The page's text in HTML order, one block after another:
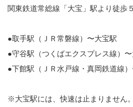
関東鉄道常総線「大宝」駅より徒歩
●取手駅（ＪＲ常磐線）〜大宝駅
●守谷駅（つくばエクスプレス線）
●下館駅（ＪＲ水戸線・真岡鉄道線
※大宝駅には、快速は止まりません。